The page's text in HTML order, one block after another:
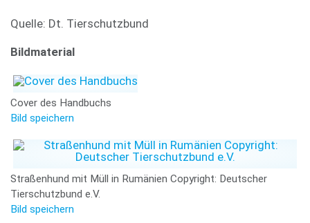
Quelle: Dt. Tierschutzbund
Bildmaterial
Cover des Handbuchs
Bild speichern
Straßenhund mit Müll in Rumänien Copyright: Deutscher
Tierschutzbund e.V.
Bild speichern